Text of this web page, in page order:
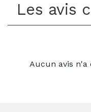
Les avis
Aucun avis